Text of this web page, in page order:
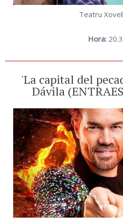
Teatru
Hora:
'La capital del
Dávila